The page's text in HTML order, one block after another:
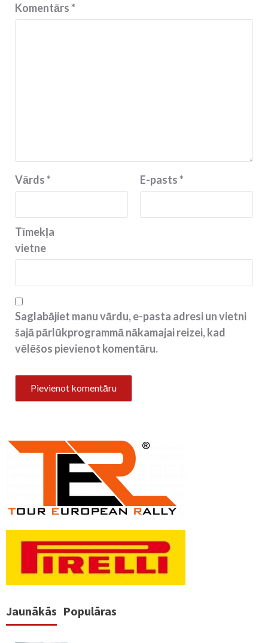
Komentārs*
Vārds* E-pasts*
Tīmekļa
vietne
Saglabājiet manu vārdu, e-pasta adresi un vietni
šajā pārlūkprogrammā nākamajai reizei, kad
vēlēšos pievienot komentāru.
Jaunākās Populāras